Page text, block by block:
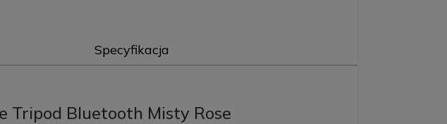
Specyfikacja
Tripod Bluetooth Misty Rose